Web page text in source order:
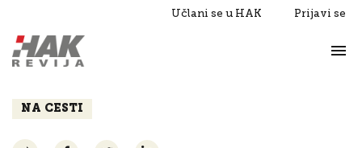
Učlani se u HAK Prijavi se
Razgovori
NA CESTI